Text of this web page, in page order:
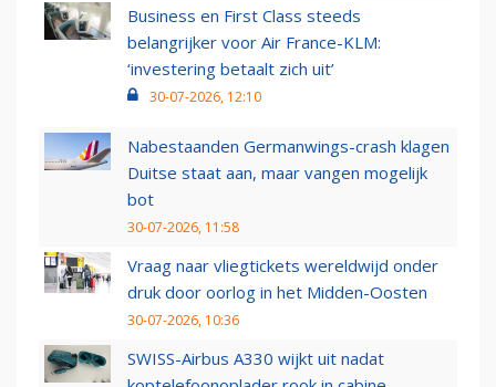
Business en First Class steeds
belangrijker voor Air France-KLM:
‘investering betaalt zich uit’
30-07-2026, 12:10
Nabestaanden Germanwings-crash klagen
Duitse staat aan, maar vangen mogelijk
bot
30-07-2026, 11:58
Vraag naar vliegtickets wereldwijd onder
druk door oorlog in het Midden-Oosten
30-07-2026, 10:36
SWISS-Airbus A330 wijkt uit nadat